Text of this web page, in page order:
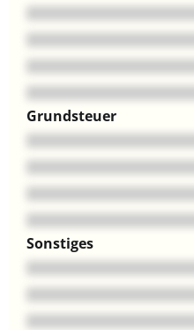
Grundsteuer
Sonstiges